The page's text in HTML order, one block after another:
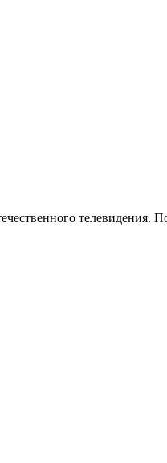
телевидения.